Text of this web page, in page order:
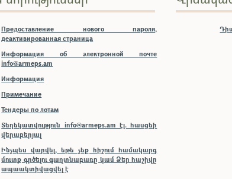
Предоставление нового пароля,
деактивированная страница
Информация об электронной почте
info@armeps.am
Информация
Примечание
Тендеры по лотам
Տեղեկատվություն info@armeps.am էլ. հասցեի
վերաբերյալ
Ինչպես վարվել, եթե չեք հիշում համակարգ
մուտք գրծելու գաղտնաբառը կամ Ձեր հաշիվը
ապաակտիվացվել է